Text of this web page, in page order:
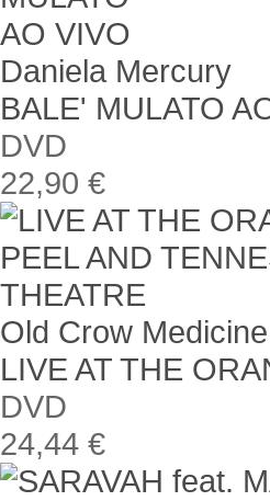
Daniela Mercury
BALE' MULATO
DVD
22,90 €
Old Crow
LIVE AT THE
DVD
24,44 €